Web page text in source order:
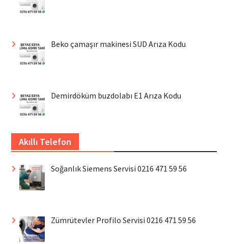
Beko çamaşır makinesi SUD Arıza Kodu
Demirdöküm buzdolabı E1 Arıza Kodu
Akıllı Telefon
Soğanlık Siemens Servisi 0216 471 59 56
Zümrütevler Profilo Servisi 0216 471 59 56